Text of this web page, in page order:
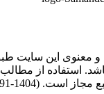
معنوی این سایت
استفاده از
است. (1404-1391)